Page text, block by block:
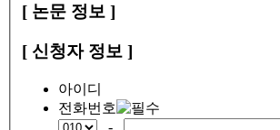
[ 논문 정보 ]
[ 신청자 정보 ]
아이디
전화번호
-